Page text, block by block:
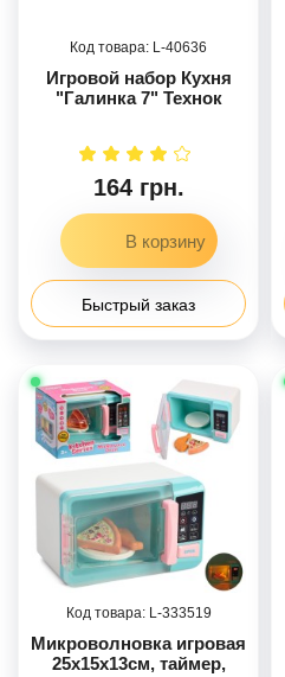
40636
Игровой набор Кухня
"Галинка 7" Технок
164 грн.
Быстрый заказ
333519
Микроволновка игровая
25х15х13см, таймер,